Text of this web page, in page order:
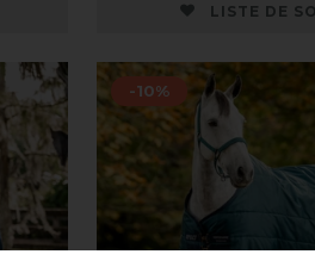
LISTE DE
-10%